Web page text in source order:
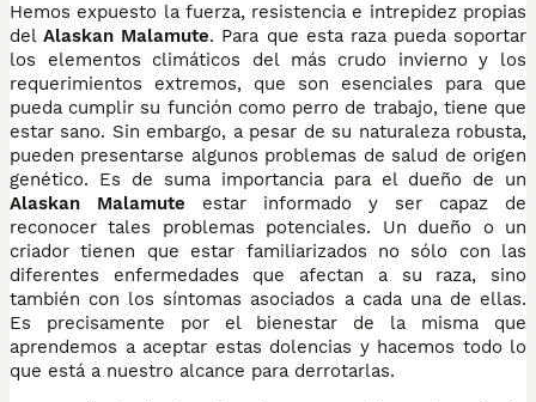
Hemos expuesto la fuerza, resistencia e intrepidez propias
delAlaskan Malamute. Para que esta raza pueda soportar
los elementos climáticos del más crudo invierno y los
requerimientos extremos, que son esenciales para que
pueda cumplir su función como perro de trabajo, tiene que
estar sano. Sin embargo, a pesar de su naturaleza robusta,
pueden presentarse algunos problemas de salud de origen
genético. Es de suma importancia para el dueño de un
Alaskan Malamute estar informado y ser capaz de
reconocer tales problemas potenciales. Un dueño o un
criador tienen que estar familiarizados no sólo con las
diferentes enfermedades que afectan a su raza, sino
también con los síntomas asociados a cada una de ellas.
Es precisamente por el bienestar de la misma que
aprendemos a aceptar estas dolencias y hacemos todo lo
que está a nuestro alcance para derrotarlas.